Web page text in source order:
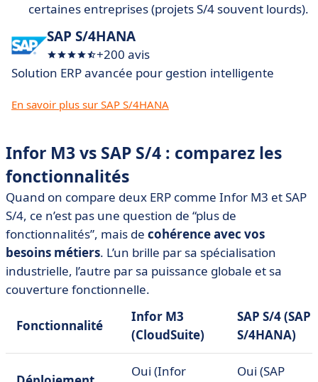
certaines entreprises (projets S/4 souvent lourds).
SAP S/4HANA
+200 avis
Solution ERP avancée pour gestion intelligente
En savoir plus sur SAP S/4HANA
Infor M3 vs SAP S/4 : comparez les
fonctionnalités
Quand on compare deux ERP comme Infor M3 et SAP
S/4, ce n’est pas une question de “plus de
fonctionnalités”, mais de cohérence avec vos
besoins métiers. L’un brille par sa spécialisation
industrielle, l’autre par sa puissance globale et sa
couverture fonctionnelle.
Fonctionnalité
Infor M3
(CloudSuite)
SAP S/4 (SAP
S/4HANA)
Oui (Infor
Oui (SAP